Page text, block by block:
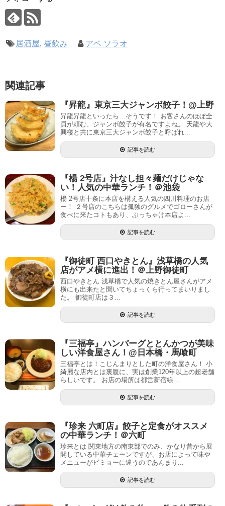
居酒屋, 昼飲み アベ ソラオ
関連記事
『昇龍』東京三大ジャンボ餃子！@上野
昇龍昇龍といったら…そうです！ お客さんのほぼ全
員が頼む、ジャンボ餃子が有名ですよね。 天龍や大
興楼と共に東京三大ジャンボ餃子と呼ばれ...
記事を読む
『楊 2号店』汁なし担々麺だけじゃな
い！人気の中華ランチ！＠池袋
楊 2号店十条に本店を構える人気の四川料理のお店
ー！ ２号店のこちらは孤独のグルメでゴローさんが
食べに来たコトもあり、ぶっちゃけ本店よ...
記事を読む
『御徒町 西口やきとん』浅草橋の人気
店がアメ横に進出！＠上野御徒町
西口やきとん 浅草橋で人気の焼きとん屋さんがアメ
横にも出来たと聞いてちょっくら行ってまいりまし
た。 御徒町店は３...
記事を読む
『三福亭』ハンバーグととんかつが美味
しい洋食屋さん！@日本橋・馬喰町
三福亭とは！こじんまりとした町の洋食屋さん！ 小
綺麗な店内とは裏腹に、実は創業120年以上の超老舗
らしいです。 お店の場所は都営新宿線...
記事を読む
『珍来 六町店』餃子と定食がオススメ
の中華ランチ！＠六町
珍来とは 関東地方の南東部でのみ、かなり昔から展
開している中華チェーンですが、お店によって味や
メニューがビミョーに違うのであんまり...
記事を読む